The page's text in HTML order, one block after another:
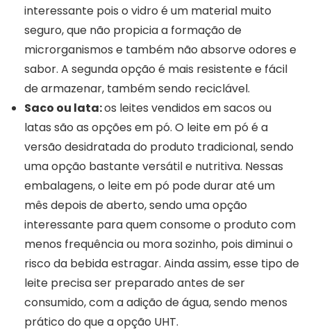
interessante pois o vidro é um material muito
seguro, que não propicia a formação de
microrganismos e também não absorve odores e
sabor. A segunda opção é mais resistente e fácil
de armazenar, também sendo reciclável.
Saco ou lata:os leites vendidos em sacos ou
latas são as opções em pó. O leite em pó é a
versão desidratada do produto tradicional, sendo
uma opção bastante versátil e nutritiva. Nessas
embalagens, o leite em pó pode durar até um
mês depois de aberto, sendo uma opção
interessante para quem consome o produto com
menos frequência ou mora sozinho, pois diminui o
risco da bebida estragar. Ainda assim, esse tipo de
leite precisa ser preparado antes de ser
consumido, com a adição de água, sendo menos
prático do que a opção UHT.